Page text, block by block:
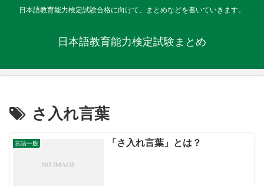
日本語教育能力検定試験合格に向けて、まとめなどを書いていきます。
日本語教育能力検定試験まとめ
さ入れ言葉
言語一般 「さ入れ言葉」とは？